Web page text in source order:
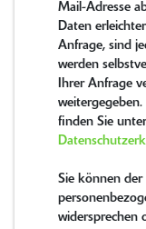
Mail-Adresse
Daten
Anfrage, sind
werden
Ihrer Anfrage
finden Sie
Sie können der
widersprechen